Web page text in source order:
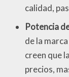
calidad,
Potencia
de la
creen que
precios,